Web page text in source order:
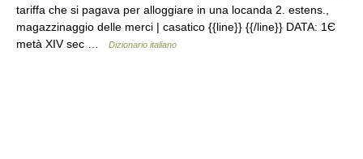
tariffa che si pagava per alloggiare in una locanda 2. estens.,
magazzinaggio delle merci | casatico {{line}} {{/line}} DATA: 1Є
metà XIV sec …
Dizionario italiano